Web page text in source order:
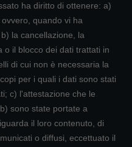
ha diritto di ottenere: a)
quando vi ha
la cancellazione, la
o il blocco dei dati trattati in
di cui non è necessaria la
per i quali i dati sono stati
c) l'attestazione che le
sono state portate a
il loro contenuto, di
o diffusi, eccettuato il